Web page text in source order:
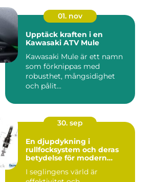
01. nov
Upptäck kraften i en
Kawasaki ATV Mule
Kawasaki Mule är ett namn
som förknippas med
robusthet, mångsidighet
och pålit...
30. sep
En djupdykning i
rullfocksystem och deras
betydelse för modern
I seglingens värld är